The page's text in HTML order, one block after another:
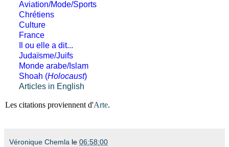
Aviation/Mode/Sports
Chrétiens
Culture
France
Il ou elle a dit...
Judaïsme/Juifs
Monde arabe/Islam
Shoah (Holocaust)
Articles in English
Les citations proviennent d'Arte.
Véronique Chemla le 06:58:00